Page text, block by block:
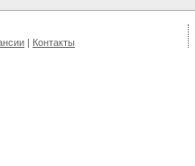
| Контакты